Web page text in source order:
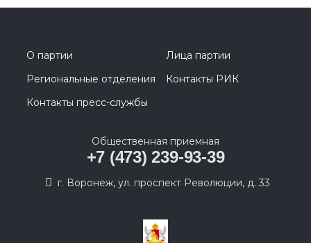
О партии
Лица партии
Региональные отделения
Контакты РИК
Контакты пресс-службы
Общественная приемная
+7 (473) 239-93-39
г. Воронеж, ул. проспект Революции, д. 33